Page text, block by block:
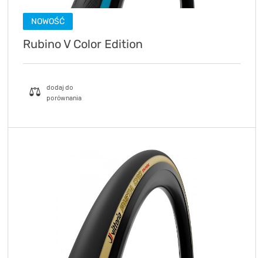
NOWOŚĆ
Rubino V Color Edition